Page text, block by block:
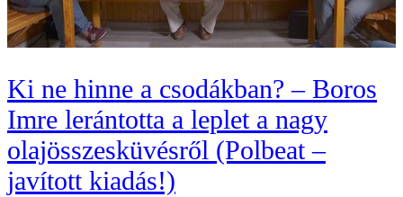
Ki ne hinne a csodákban? – Boros
Imre lerántotta a leplet a nagy
olajösszesküvésről (Polbeat –
javított kiadás!)